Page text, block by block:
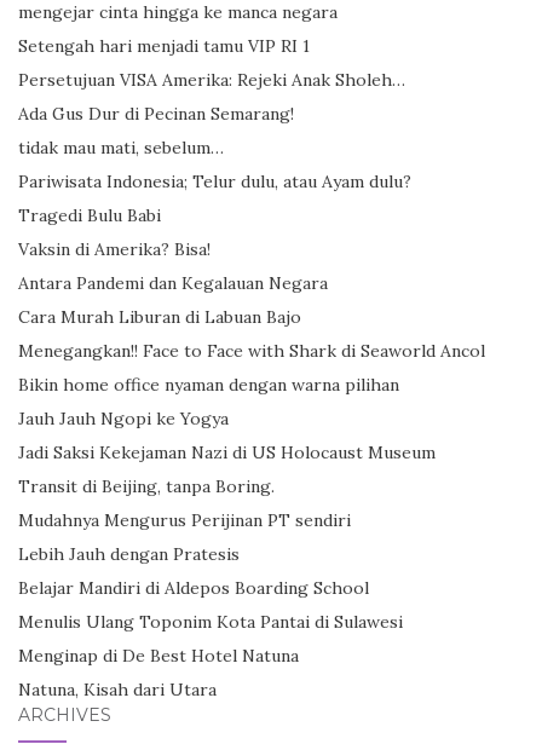
mengejar cinta hingga ke manca negara
Setengah hari menjadi tamu VIP RI 1
Persetujuan VISA Amerika: Rejeki Anak Sholeh…
Ada Gus Dur di Pecinan Semarang!
tidak mau mati, sebelum…
Pariwisata Indonesia; Telur dulu, atau Ayam dulu?
Tragedi Bulu Babi
Vaksin di Amerika? Bisa!
Antara Pandemi dan Kegalauan Negara
Cara Murah Liburan di Labuan Bajo
Menegangkan!! Face to Face with Shark di Seaworld Ancol
Bikin home office nyaman dengan warna pilihan
Jauh Jauh Ngopi ke Yogya
Jadi Saksi Kekejaman Nazi di US Holocaust Museum
Transit di Beijing, tanpa Boring.
Mudahnya Mengurus Perijinan PT sendiri
Lebih Jauh dengan Pratesis
Belajar Mandiri di Aldepos Boarding School
Menulis Ulang Toponim Kota Pantai di Sulawesi
Menginap di De Best Hotel Natuna
Natuna, Kisah dari Utara
ARCHIVES